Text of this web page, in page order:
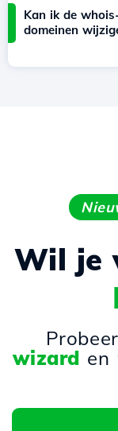
Kan ik de
domeinen
Wil je
wizard en